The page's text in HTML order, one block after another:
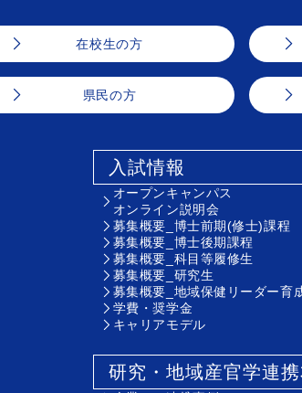
在校生の方
県民の方
入試情報
オープンキャンパス
オンライン説明会
募集概要_博士前期(修士)課程
募集概要_博士後期課程
募集概要_科目等履修生
募集概要_研究生
募集概要_地域保健リーダー育
学費・奨学金
キャリアモデル
研究・地域産官学連